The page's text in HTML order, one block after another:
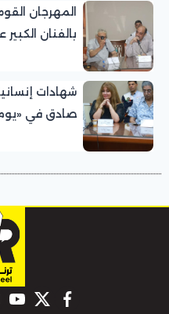
المهرجان
بالفنان
شهادات
صادق في «يوم
facebook
twitter